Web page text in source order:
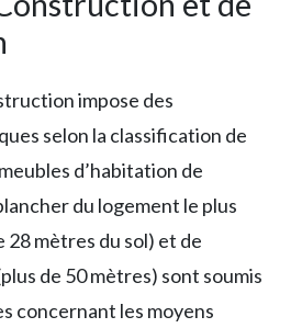
impose des
selon la classification de
d’habitation de
du logement le plus
28 mètres du sol) et de
de 50 mètres) sont soumis
concernant les moyens